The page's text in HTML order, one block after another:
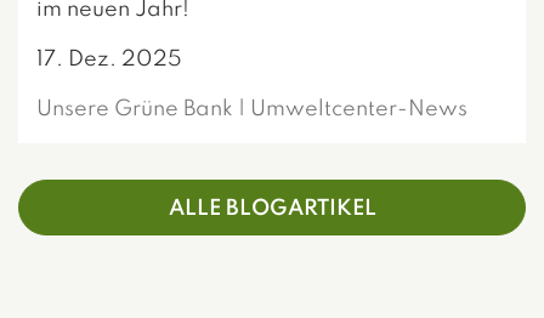
im neuen Jahr!
17. Dez. 2025
Unsere Grüne Bank | Umweltcenter-News
ALLE BLOGARTIKEL